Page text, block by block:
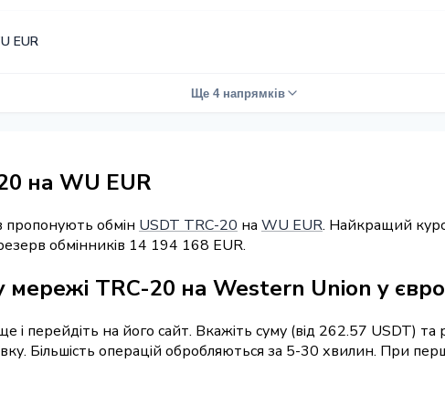
EUR
Ще 4 напрямків
на WU EUR
пропонують обмін USDT TRC-20 на WU EUR. Найкращий
обмінників 14 194 168 EUR.
мережі TRC-20 на Western Union у євро
і перейдіть на його сайт. Вкажіть суму (від 262.57 USDT)
Більшість операцій обробляються за 5-30 хвилин. При